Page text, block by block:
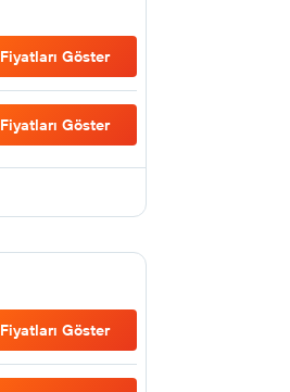
Fiyatları Göster
Fiyatları Göster
Fiyatları Göster